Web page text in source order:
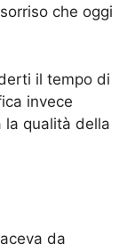
che oggi
il tempo di
invece
la qualità della
da